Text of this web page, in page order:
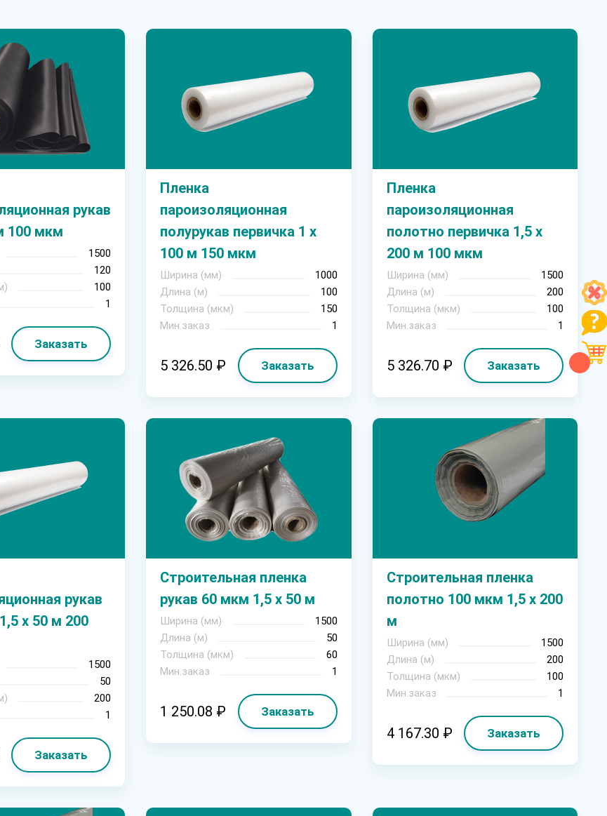
рукав
100 мкм
1500
120
100
1
Заказать
Пленка
пароизоляционная
полурукав первичка 1 х
100 м 150 мкм
Ширина (мм)
1000
Длина (м)
100
Толщина (мкм)
150
Мин.заказ
1
5 326.50 ₽ Заказать
Пленка
пароизоляционная
полотно первичка 1,5 х
200 м 100 мкм
Ширина (мм)
1500
Длина (м)
200
Толщина (мкм)
100
Мин.заказ
1
5 326.70 ₽ Заказать
рукав
х 50 м 200
1500
50
200
1
Заказать
Строительная пленка
рукав 60 мкм 1,5 х 50 м
Ширина (мм)
1500
Длина (м)
50
Толщина (мкм)
60
Мин.заказ
1
1 250.08 ₽ Заказать
Строительная пленка
полотно 100 мкм 1,5 х 200
м
Ширина (мм)
1500
Длина (м)
200
Толщина (мкм)
100
Мин.заказ
1
4 167.30 ₽ Заказать